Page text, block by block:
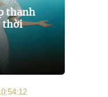
thanh
thời